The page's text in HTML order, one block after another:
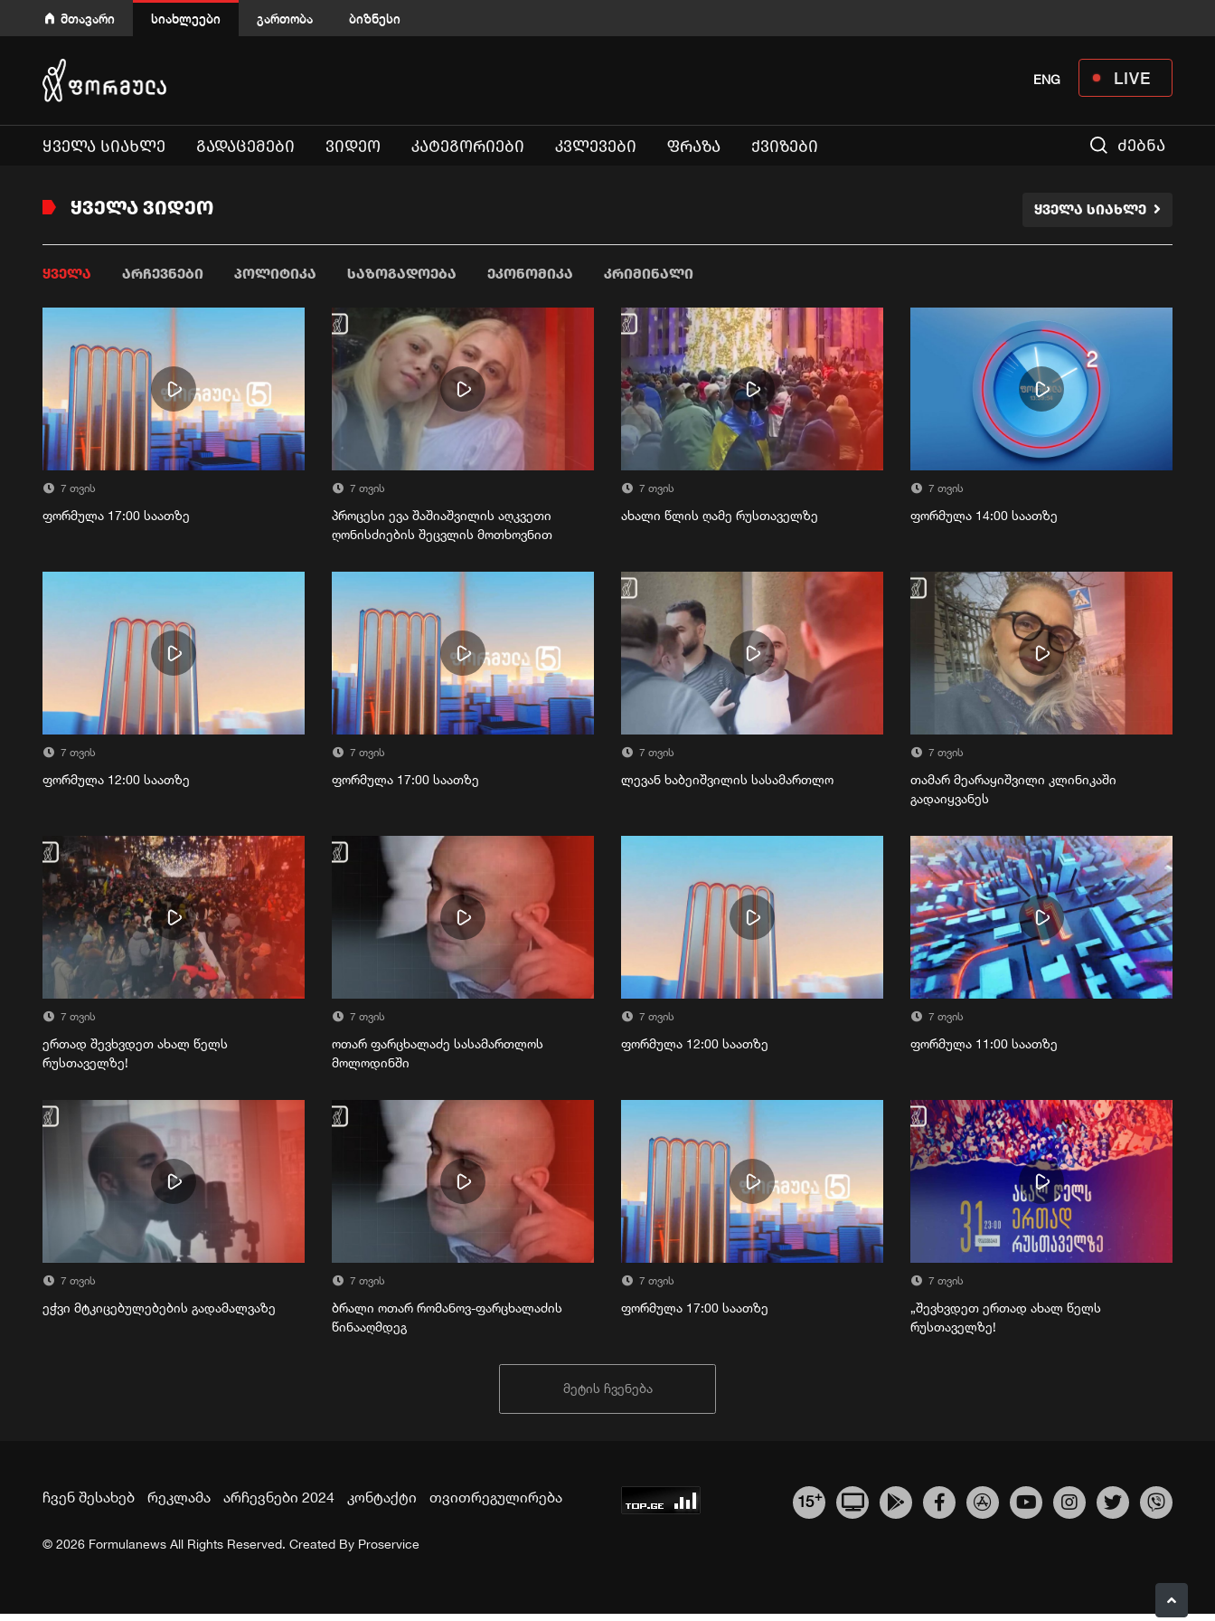
მთავარი სიახლეები გართობა ბიზნესი
LIVE
ENG
ᲧᲕᲔᲚᲐ ᲡᲘᲐᲮᲚᲔ ᲒᲐᲓᲐᲪᲔᲛᲔᲑᲘ ᲕᲘᲓᲔᲝ ᲙᲐᲢᲔᲒᲝᲠᲘᲔᲑᲘ ᲙᲕᲚᲔᲕᲔᲑᲘ ᲤᲠᲐᲖᲐ ᲥᲕᲘᲖᲔᲑᲘ ძებნა
ᲧᲕᲔᲚᲐ ᲕᲘᲓᲔᲝ ᲧᲕᲔᲚᲐ ᲡᲘᲐᲮᲚᲔ
ᲧᲕᲔᲚᲐ ᲐᲠᲩᲔᲕᲜᲔᲑᲘ ᲞᲝᲚᲘᲢᲘᲙᲐ ᲡᲐᲖᲝᲒᲐᲓᲝᲔᲑᲐ ᲔᲙᲝᲜᲝᲛᲘᲙᲐ ᲙᲠᲘᲛᲘᲜᲐᲚᲘ
7 თვის
ფორმულა 17:00 საათზე
7 თვის
პროცესი ევა შაშიაშვილის აღკვეთი
ღონისძიების შეცვლის მოთხოვნით
7 თვის
ახალი წლის ღამე რუსთაველზე
7 თვის
ფორმულა 14:00 საათზე
7 თვის
ფორმულა 12:00 საათზე
7 თვის
ფორმულა 17:00 საათზე
7 თვის
ლევან ხაბეიშვილის სასამართლო
7 თვის
თამარ მეარაყიშვილი კლინიკაში
გადაიყვანეს
7 თვის
ერთად შევხვდეთ ახალ წელს
რუსთაველზე!
7 თვის
ოთარ ფარცხალაძე სასამართლოს
მოლოდინში
7 თვის
ფორმულა 12:00 საათზე
7 თვის
ფორმულა 11:00 საათზე
7 თვის
ეჭვი მტკიცებულებების გადამალვაზე
7 თვის
ბრალი ოთარ რომანოვ-ფარცხალაძის
წინააღმდეგ
7 თვის
ფორმულა 17:00 საათზე
7 თვის
„შევხვდეთ ერთად ახალ წელს
რუსთაველზე!
მეტის ჩვენება
ჩვენ შესახებ რეკლამა არჩევნები 2024 კონტაქტი თვითრეგულირება 15+
© 2026 Formulanews All Rights Reserved. Created By Proservice